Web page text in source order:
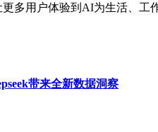
用户体验到AI为生活、工
带来全新数据洞察